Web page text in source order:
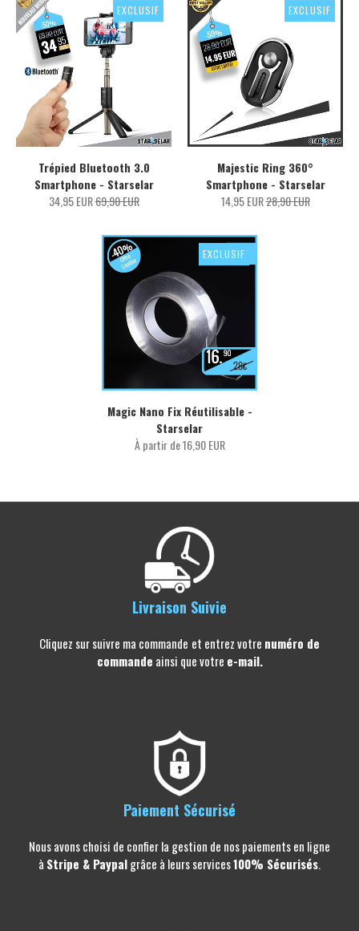
EXCLUSIF
Trépied Bluetooth 3.0
Smartphone - Starselar
34,95 EUR69,90 EUR
EXCLUSIF
Majestic Ring 360°
Smartphone - Starselar
14,95 EUR28,90 EUR
EXCLUSIF
Magic Nano Fix Réutilisable -
Starselar
À partir de16,90 EUR
Livraison Suivie
Cliquez sursuivre ma commande et entrez votre numéro de
commande ainsi que votre e-mail.
Paiement Sécurisé
Nous avons choisi de confier la gestion de nos paiements en ligne
à Stripe & Paypalgrâce à leurs services100% Sécurisés.